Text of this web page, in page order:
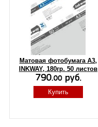
Матовая фотобумага A3,
INKWAY, 180гр. 50 листов
790.00руб.
Купить